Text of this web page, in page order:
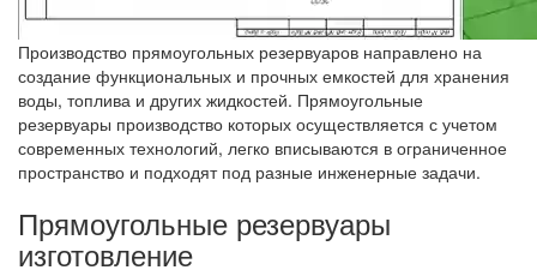
Производство прямоугольных резервуаров направлено на
создание функциональных и прочных емкостей для хранения
воды, топлива и других жидкостей. Прямоугольные
резервуары производство которых осуществляется с учетом
современных технологий, легко вписываются в ограниченное
пространство и подходят под разные инженерные задачи.
Прямоугольные резервуары
изготовление